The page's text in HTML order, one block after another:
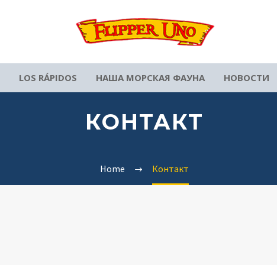
LOS RÁPIDOS НАША МОРСКАЯ ФАУНА НОВОСТИ
КОНТАКТ
Home Контакт